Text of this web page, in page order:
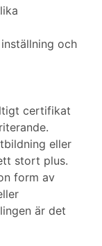
och
certifikat
eller
stort plus.
form av
är det